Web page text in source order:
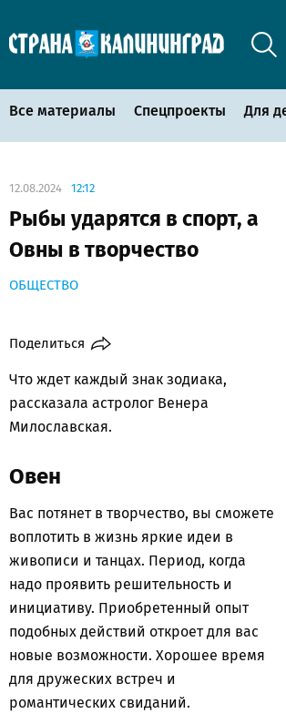
Все материалы Спецпроекты Для
12.08.2024 12:12
Рыбы ударятся в спорт, а
Овны в творчество
ОБЩЕСТВО
Поделиться
Что ждет каждый знак зодиака,
рассказала астролог Венера
Милославская.
Овен
Вас потянет в творчество, вы сможете
воплотить в жизнь яркие идеи в
живописи и танцах. Период, когда
надо проявить решительность и
инициативу. Приобретенный опыт
подобных действий откроет для вас
новые возможности. Хорошее время
для дружеских встреч и
романтических свиданий.